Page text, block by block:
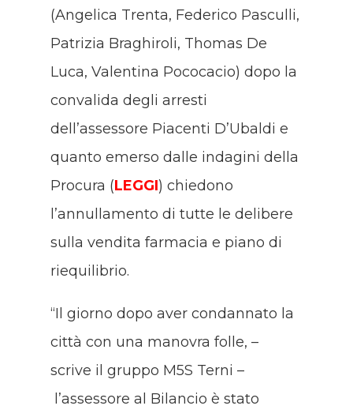
(Angelica Trenta, Federico Pasculli,
Patrizia Braghiroli, Thomas De
Luca, Valentina Pococacio) dopo la
convalida degli arresti
dell’assessore Piacenti D’Ubaldi e
quanto emerso dalle indagini della
Procura (LEGGI) chiedono
l’annullamento di tutte le delibere
sulla vendita farmacia e piano di
riequilibrio.
“Il giorno dopo aver condannato la
città con una manovra folle, –
scrive il gruppo M5S Terni –
l’assessore al Bilancio è stato